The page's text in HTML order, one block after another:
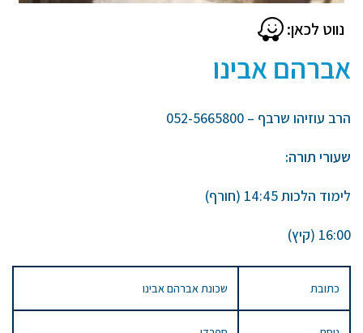
נווט לכאן:
אברהם אבינו
הרב עוזיהו שרבף – 052-5665800
שעורי תורה:
לימוד הלכות 14:45 (חורף)
16:00 (קיץ)
כתובת שכונת אברהם אבינו